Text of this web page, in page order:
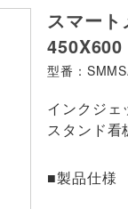
スマート
450X600
型番：
インクジェ
スタンド看
■製品仕様